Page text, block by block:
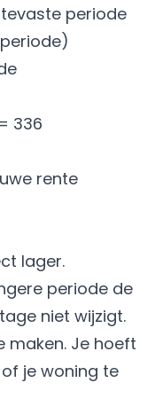
periode
336
rente
lager.
periode de
niet wijzigt.
maken. Je hoeft
je woning te